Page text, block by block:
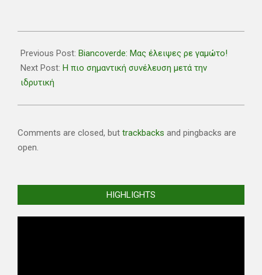
06-
26
Previous Post: Biancoverde: Μας έλειψες ρε γαμώτο!
Next Post: Η πιο σημαντική συνέλευση μετά την
ιδρυτική
Comments are closed, but trackbacks and pingbacks are
open.
HIGHLIGHTS